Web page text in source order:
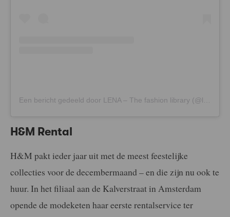
H&M Rental
H&M pakt ieder jaar uit met de meest feestelijke
collecties voor de decembermaand – en die zijn nu ook te
huur. In het filiaal aan de Kalverstraat in Amsterdam
opende de modeketen haar eerste rentalservice ter